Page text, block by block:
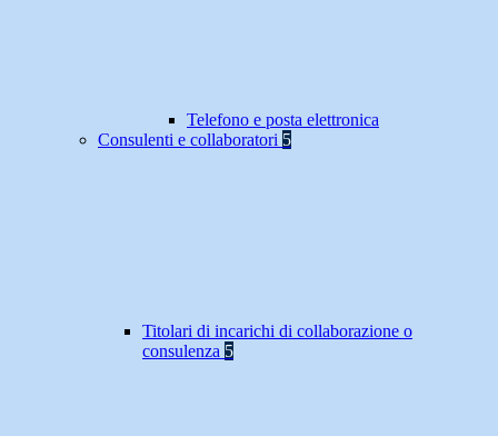
Telefono e posta elettronica
Consulenti e collaboratori 5
Titolari di incarichi di collaborazione o
consulenza 5